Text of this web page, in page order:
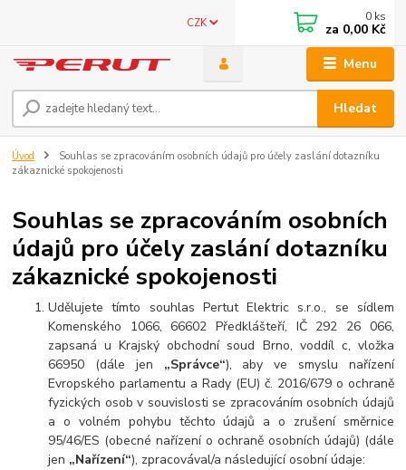
Menu
CZK
Hledat
0 ks
za 0,00 Kč
Úvod
Souhlas se zpracováním osobních údajů pro účely zaslání dotazníku
zákaznické spokojenosti
Souhlas se zpracováním osobních
údajů pro účely zaslání dotazníku
zákaznické spokojenosti
Udělujete tímto souhlas Pertut Elektric s.r.o., se sídlem
Komenského 1066, 66602 Předklášteří, IČ 292 26 066,
zapsaná u Krajský obchodní soud Brno, voddíl c, vložka
66950 (dále jen „Správce“), aby ve smyslu nařízení
Evropského parlamentu a Rady (EU) č. 2016/679 o ochraně
fyzických osob v souvislosti se zpracováním osobních údajů
a o volném pohybu těchto údajů a o zrušení směrnice
95/46/ES (obecné nařízení o ochraně osobních údajů) (dále
jen „Nařízení“), zpracovával/a následující osobní údaje: